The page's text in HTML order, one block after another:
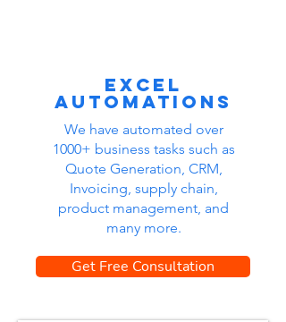
Excel
automations
We have automated over
1000+ business tasks such as
Quote Generation, CRM,
Invoicing, supply chain,
product management, and
many more.
Get Free Consultation